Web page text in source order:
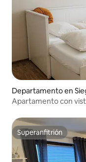
Departamento en
Apartamento con
Superanfitrión
Superanfitrión